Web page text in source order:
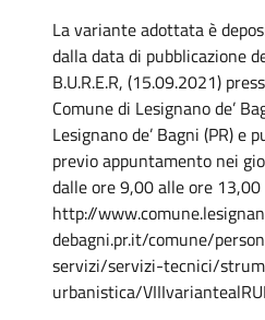
La variante adottata è
dalla data di pubblicazione
B.U.R.E.R, (15.09.2021)
Comune di Lesignano de’
Lesignano de’ Bagni (PR) e
previo appuntamento nei
dalle ore 9,00 alle ore
http://
debagni.pr.it/comune/
servizi/servizi-tecnici/
urbanistica/